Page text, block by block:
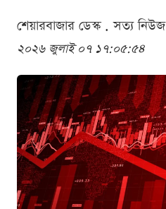
শেয়ারবাজার ডেস্ক . সত্য নিউজ
২০২৬ জুলাই ০৭ ১৭:০৫:৫৪